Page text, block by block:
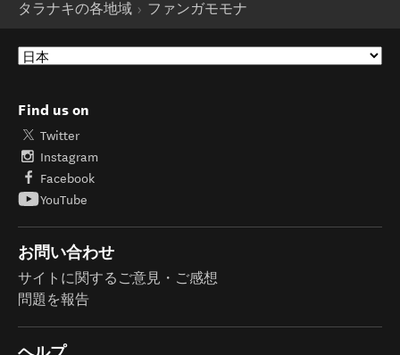
タラナキの各地域
ファンガモモナ
Find us on
Twitter
Instagram
Facebook
YouTube
お問い合わせ
サイトに関するご意見・ご感想
問題を報告